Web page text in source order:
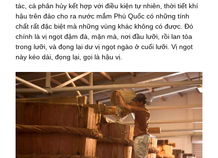
tác, cá phân hủy kết hợp với điều kiện tự nhiên, thời tiết khí
hậu trên đảo cho ra nước mắm Phú Quốc có những tính
chất rất đặc biệt mà những vùng khác không có được. Đó
chính là vị ngọt đậm đà, mặn mà, nơi đầu lưỡi, rồi lan tỏa
trong lưỡi, và đọng lại dư vị ngọt ngào ở cuối lưỡi. Vị ngọt
này kéo dài, đọng lại, gọi là hậu vị.